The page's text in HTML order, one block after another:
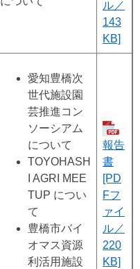
ル／
143
KB]
​愛知豊橋次
世代施設園
芸推進コン
ソーシアム
について
TOYOHASH
I AGRI MEE
TUP につい
て
豊橋市バイ
オマス資源
利活用施設
報告
書
[PD
Fフ
ァイ
ル／
220
KB]